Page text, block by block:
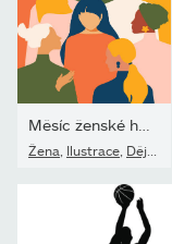
Žena Ilustrace Dějiny - Témata